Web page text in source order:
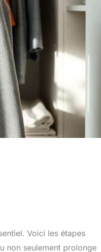
Voici les étapes
non seulement prolonge